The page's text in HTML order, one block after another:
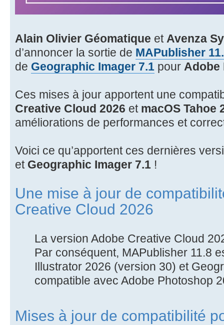
Alain Olivier Géomatique et Avenza
d’annoncer la sortie de MAPublisher
de Geographic Imager 7.1 pour Adobe
Ces mises à jour apportent une
Creative Cloud 2026 et macOS Tahoe
améliorations de performances et
Voici ce qu’apportent ces dernières
et Geographic Imager 7.1 !
Une mise à jour de
Creative Cloud 2026
La version Adobe Creative Cloud
Par conséquent, MAPublisher 11.8
Illustrator 2026 (version 30) et
compatible avec Adobe Photoshop
Mises à jour de compatibilité